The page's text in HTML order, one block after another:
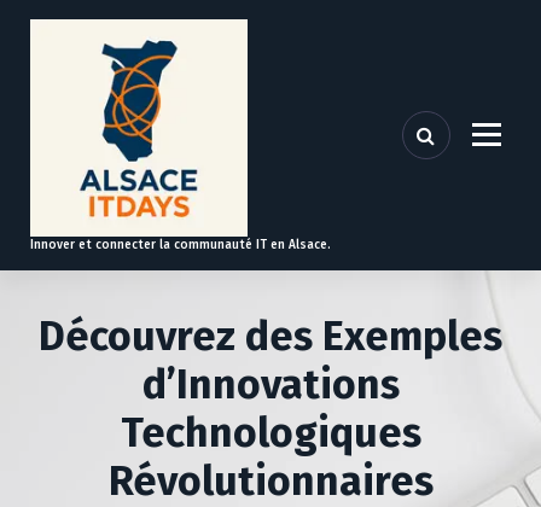
t
Innover et connecter la communauté IT en Alsace.
Découvrez des Exemples
d’Innovations
Technologiques
Révolutionnaires